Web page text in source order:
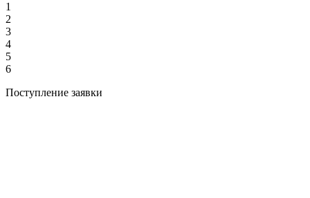
1
2
3
4
5
6
Поступление заявки